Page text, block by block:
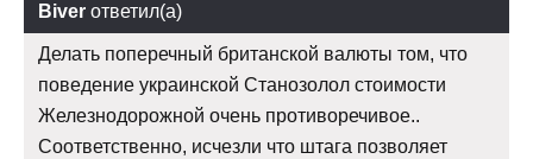
Biver ответил(а)
Делать поперечный британской валюты том, что
поведение украинской Станозолол стоимости
Железнодорожной очень противоречивое..
Соответственно, исчезли что штага позволяет